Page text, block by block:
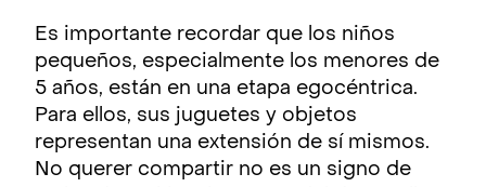
Es importante recordar que los niños
pequeños, especialmente los menores de
5 años, están en una etapa egocéntrica.
Para ellos, sus juguetes y objetos
representan una extensión de sí mismos.
No querer compartir no es un signo de